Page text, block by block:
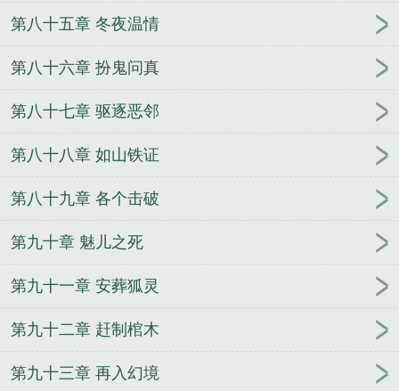
第八十五章 冬夜温情
第八十六章 扮鬼问真
第八十七章 驱逐恶邻
第八十八章 如山铁证
第八十九章 各个击破
第九十章 魅儿之死
第九十一章 安葬狐灵
第九十二章 赶制棺木
第九十三章 再入幻境